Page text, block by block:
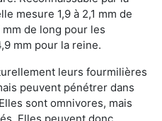
mesure 1,9 à 2,1 mm de
mm de long pour les
mm pour la reine.
leurs fourmilières
peuvent pénétrer dans
sont omnivores, mais